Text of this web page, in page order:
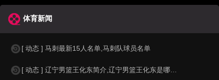
体育新闻
[ 动态 ] 马刺最新15人名单,马刺队球员名单
[ 动态 ] 辽宁男篮王化东简介,辽宁男篮王化东是哪里人？